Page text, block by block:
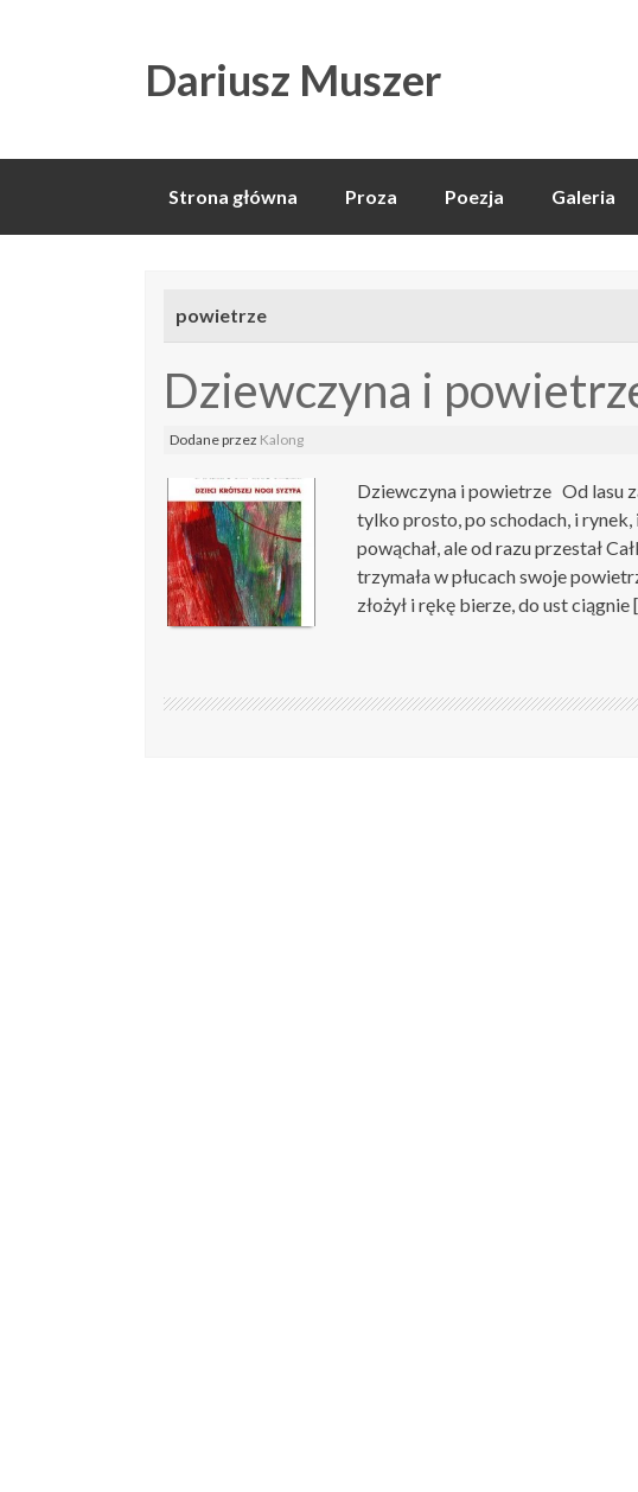
Dariusz Muszer
Skip
Strona główna Proza Poezja Galeria
powietrze
​Dziewczyna i
Dodaneprzez Kalong
​Dziewczyna i powietrze Od lasu
tylko prosto, po schodach, i rynek,
powąchał, ale od razu przestał
trzymała w płucach swoje
złożył i rękę bierze, do ust